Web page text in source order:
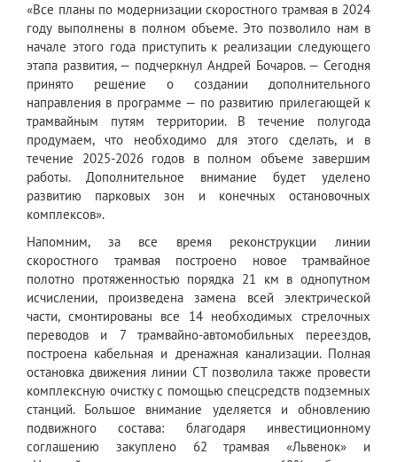
«Все планы по модернизации скоростного трамвая в 2024
году выполнены в полном объеме. Это позволило нам в
начале этого года приступить к реализации следующего
этапа развития, — подчеркнул Андрей Бочаров. — Сегодня
принято решение о создании дополнительного
направления в программе — по развитию прилегающей к
трамвайным путям территории. В течение полугода
продумаем, что необходимо для этого сделать, и в
течение 2025-2026 годов в полном объеме завершим
работы. Дополнительное внимание будет уделено
развитию парковых зон и конечных остановочных
комплексов».
Напомним, за все время реконструкции линии
скоростного трамвая построено новое трамвайное
полотно протяженностью порядка 21 км в однопутном
исчислении, произведена замена всей электрической
части, смонтированы все 14 необходимых стрелочных
переводов и 7 трамвайно-автомобильных переездов,
построена кабельная и дренажная канализации. Полная
остановка движения линии СТ позволила также провести
комплексную очистку с помощью спецсредств подземных
станций. Большое внимание уделяется и обновлению
подвижного состава: благодаря инвестиционному
соглашению закуплено 62 трамвая «Львенок» и